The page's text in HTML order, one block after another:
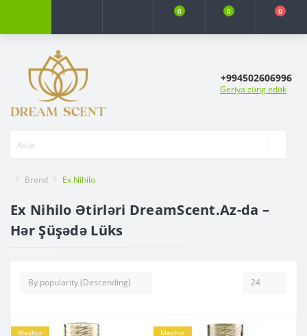
0 0 0
+994502606996
Geriya zəng edək
Brend Ex Nihilo
Ex Nihilo Ətirləri DreamScent.Az-da –
Hər Şüşədə Lüks
Məşhur Məşhur